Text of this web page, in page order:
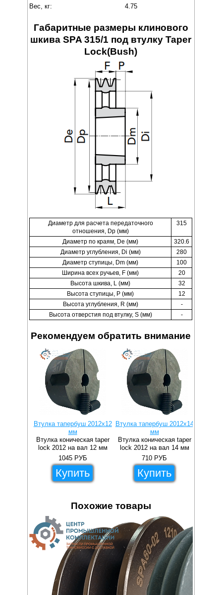
Вес, кг:
4.75
Габаритные размеры клинового
шкива SPA 315/1 под втулку Taper
Lock(Bush)
Диаметр для расчета передаточного
отношения, Dp (мм)
315
Диаметр по краям, De (мм)
320.6
Диаметр углубления, Di (мм)
280
Диаметр ступицы, Dm (мм)
100
Ширина всех ручьев, F (мм)
20
Высота шкива, L (мм)
32
Высота ступицы, P (мм)
12
Высота углубления, R (мм)
-
Высота отверстия под втулку, S (мм)
-
Рекомендуем обратить внимание
Втулка тапербуш 2012x12
мм
Втулка коническая taper
lock 2012 на вал 12 мм
1045 РУБ
Купить
Втулка тапербуш 2012x14
мм
Втулка коническая taper
lock 2012 на вал 14 мм
710 РУБ
Купить
Похожие товары